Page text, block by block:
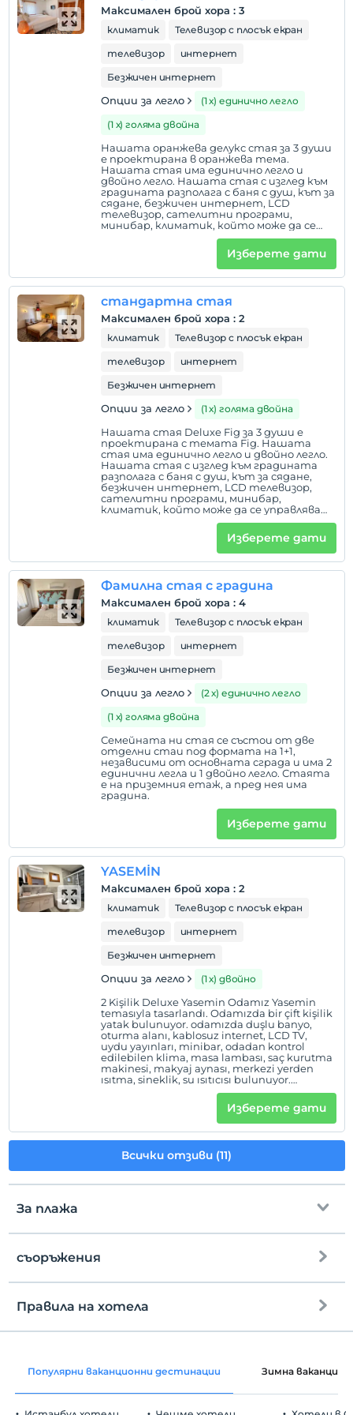
Максимален брой хора : 3
климатик
Телевизор с плосък екран
телевизор
интернет
Безжичен интернет
Опции за легло
(1 х) единично легло
(1 х) голяма двойна
Нашата оранжева делукс стая за 3 души
е проектирана в оранжева тема.
Нашата стая има единично легло и
двойно легло. Нашата стая с изглед към
градината разполага с баня с душ, кът за
сядане, безжичен интернет, LCD
телевизор, сателитни програми,
минибар, климатик, който може да се
управлява от стаята, настолна лампа,
сешоар, огледало за грим, централен
подово отопление, комарници, бойлер. В
нашите стаи няма допълнителни легла
и не се пуши.
Изберете дати
стандартна стая
Максимален брой хора : 2
климатик
Телевизор с плосък екран
телевизор
интернет
Безжичен интернет
Опции за легло (1 х) голяма двойна
Нашата стая Deluxe Fig за 3 души е
проектирана с темата Fig. Нашата
стая има единично легло и двойно легло.
Нашата стая с изглед към градината
разполага с баня с душ, кът за сядане,
безжичен интернет, LCD телевизор,
сателитни програми, минибар,
климатик, който може да се управлява
от стаята, настолна лампа, сешоар,
огледало за грим, централен подово
отопление, комарници, бойлер. В
нашите стаи няма допълнителни легла
и не се пуши.
Изберете дати
Фамилна стая с градина
Максимален брой хора : 4
климатик
Телевизор с плосък екран
телевизор
интернет
Безжичен интернет
Опции за легло
(2 х) единично легло
(1 х) голяма двойна
Семейната ни стая се състои от две
отделни стаи под формата на 1+1,
независими от основната сграда и има 2
единични легла и 1 двойно легло. Стаята
е на приземния етаж, а пред нея има
градина.
Изберете дати
YASEMİN
Максимален брой хора : 2
климатик
Телевизор с плосък екран
телевизор
интернет
Безжичен интернет
Опции за легло (1 х) двойно
2 Kişilik Deluxe Yasemin Odamız Yasemin
temasıyla tasarlandı. Odamızda bir çift kişilik
yatak bulunuyor. odamızda duşlu banyo,
oturma alanı, kablosuz internet, LCD TV,
uydu yayınları, minibar, odadan kontrol
edilebilen klima, masa lambası, saç kurutma
makinesi, makyaj aynası, merkezi yerden
ısıtma, sineklik, su ısıtıcısı bulunuyor.
Odalarımızda ilave yatak bulunmuyor ve
Изберете дати
Всички отзиви (11)
За плажа
до плажа
съоръжения
Общи части и всички стаи
Правила на хотела
настаняване
Разгледайте
Преди 11:00
Популярни ваканционни дестинации Зимна ваканция